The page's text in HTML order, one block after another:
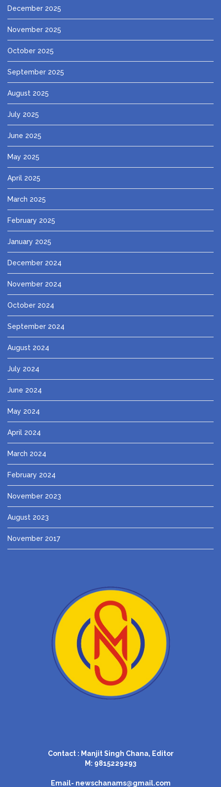
December 2025
November 2025
October 2025
September 2025
August 2025
July 2025
June 2025
May 2025
April 2025
March 2025
February 2025
January 2025
December 2024
November 2024
October 2024
September 2024
August 2024
July 2024
June 2024
May 2024
April 2024
March 2024
February 2024
November 2023
August 2023
November 2017
Contact : Manjit Singh Chana, Editor
M: 9815229293
Email- newschanams@gmail.com